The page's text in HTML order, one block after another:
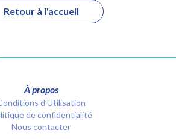
Retour à l'accueil
À propos
d’Utilisation
de confidentialité
Nous contacter